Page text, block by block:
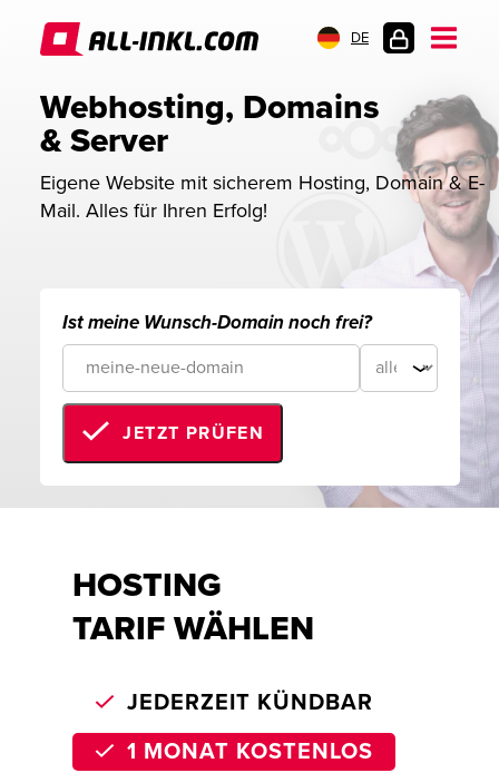
DE
Webhosting, Domains
& Server
Eigene Website mit sicherem Hosting, Domain & E-
Mail. Alles für Ihren Erfolg!
Ist meine Wunsch-Domain noch frei?
JETZT PRÜFEN
HOSTING
TARIF WÄHLEN
JEDERZEIT KÜNDBAR
1 MONAT KOSTENLOS